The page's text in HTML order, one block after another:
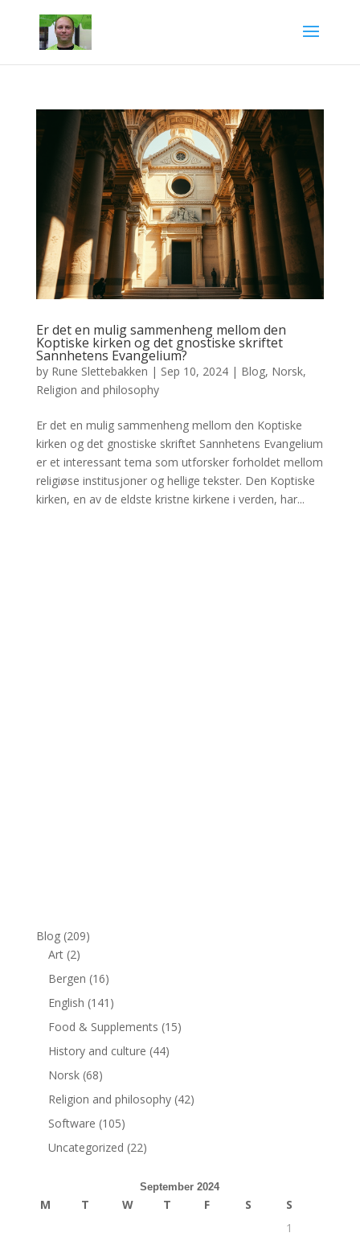
Er det en mulig sammenheng mellom den
Koptiske kirken og det gnostiske skriftet
Sannhetens Evangelium?
by Rune Slettebakken | Sep 10, 2024| Blog, Norsk,
Religion and philosophy
Er det en mulig sammenheng mellom den Koptiske
kirken og det gnostiske skriftet Sannhetens Evangelium
er et interessant tema som utforsker forholdet mellom
religiøse institusjoner og hellige tekster. Den Koptiske
kirken, en av de eldste kristne kirkene i verden, har...
Blog(209)
Art(2)
Bergen (16)
English (141)
Food & Supplements (15)
History and culture (44)
Norsk(68)
Religion and philosophy(42)
Software (105)
Uncategorized (22)
September 2024
M T W T F S
S
1